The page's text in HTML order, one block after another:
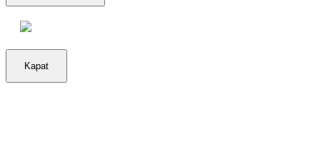
Kapat